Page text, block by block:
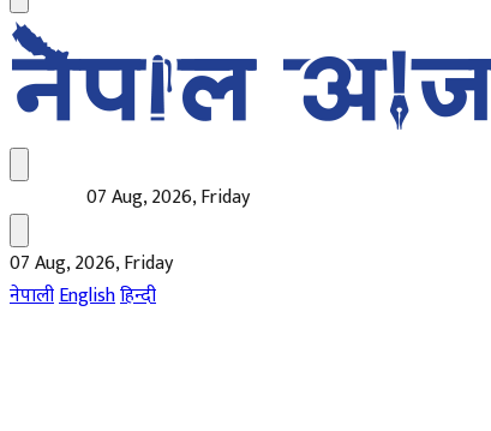
07 Aug, 2026, Friday
07 Aug, 2026, Friday
नेपालीEnglishहिन्दी